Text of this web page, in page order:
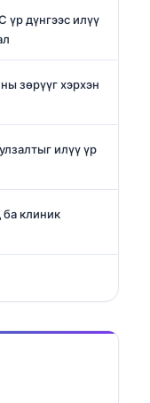
үр дүнгээс илүү
зөрүүг хэрхэн
илүү үр
ба клиник